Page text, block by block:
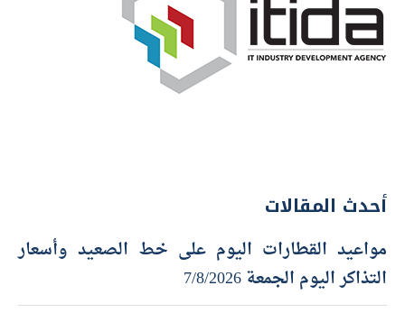
أحدث المقالات
مواعيد القطارات اليوم على خط الصعيد وأسعار
التذاكر اليوم الجمعة 7/8/2026